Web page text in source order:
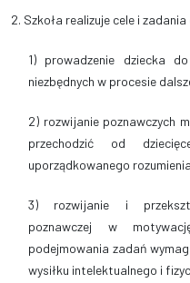
2. Szkoła realizuje cele i
1) prowadzenie dziecka
niezbędnych w procesie
2) rozwijanie poznawczych
przechodzić od
uporządkowanego
3) rozwijanie i
poznawczej w
podejmowania zadań
wysiłku intelektualnego i